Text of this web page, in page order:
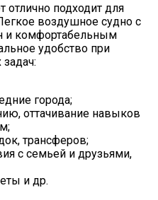
отлично подходит для
воздушное судно с
и комфортабельным
удобство при
города;
оттачивание навыков
трансферов;
с семьей и друзьями,
и др.